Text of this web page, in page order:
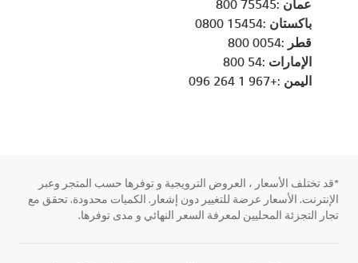
عمان :75545 800
باكستان :15454 0800
قطر :0054 800
الإمارات :54 800
اليمن :+967 1 264 096
*قد تختلف الأسعار ، العروض الترويجية و توفرها حسب المتجر وعبر
الإنترنت. الأسعار عرضة للتغيير دون إشعار. الكميات محدودة. تحقق مع
تجار التجزئة المحليين لمعرفة السعر النهائي و مدى توفرها.